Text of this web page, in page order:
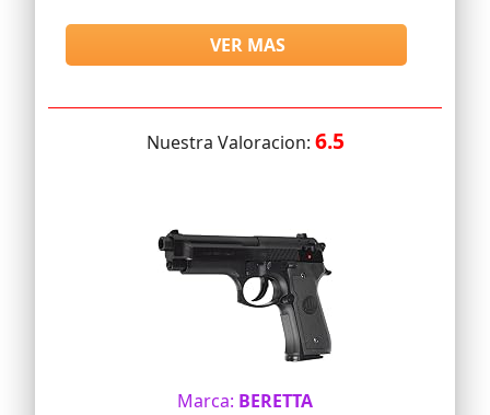
VER MAS
Nuestra Valoracion: 6.5
Marca: BERETTA